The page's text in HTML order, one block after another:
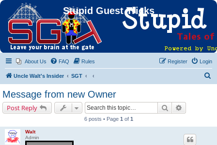
Stupid Guest Tricks
About Us FAQ Rules Login
Register
Uncle Walt's Insider SGT
Message from new Owner
Post Reply Search
6 posts • Page 1 of 1
Walt
Admin